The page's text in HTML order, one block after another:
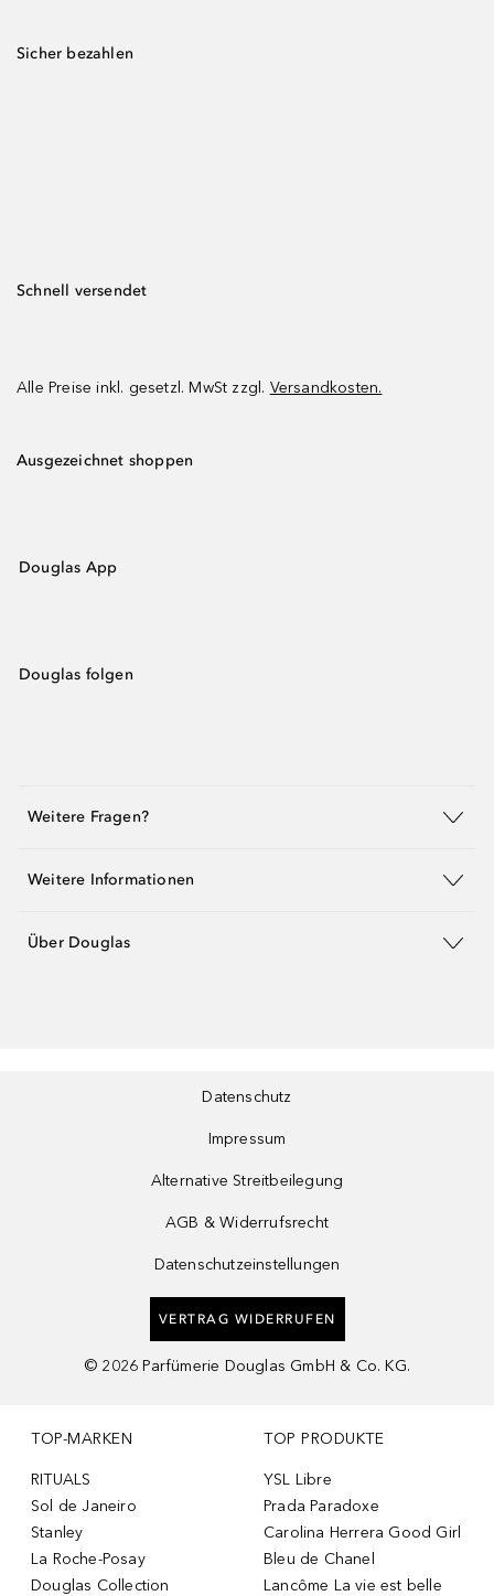
Sicher bezahlen
Schnell versendet
Alle Preise inkl. gesetzl. MwSt zzgl. Versandkosten.
Ausgezeichnet shoppen
Douglas App
Douglas folgen
Weitere Fragen?
Weitere Informationen
Über Douglas
Datenschutz
Impressum
Alternative Streitbeilegung
AGB & Widerrufsrecht
Datenschutzeinstellungen
VERTRAG WIDERRUFEN
© 2026 Parfümerie Douglas GmbH & Co. KG.
TOP-MARKEN
RITUALS
Sol de Janeiro
Stanley
La Roche-Posay
Douglas Collection
TOP PRODUKTE
YSL Libre
Prada Paradoxe
Carolina Herrera Good Girl
Bleu de Chanel
Lancôme La vie est belle